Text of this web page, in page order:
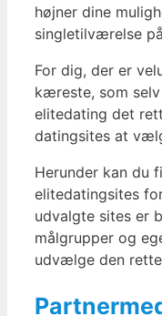
højner dine
singletilværelse
For dig, der er
kæreste, som
elitedating det
datingsites at
Herunder kan du
elitedatingsites
udvalgte sites er
målgrupper og
udvælge den